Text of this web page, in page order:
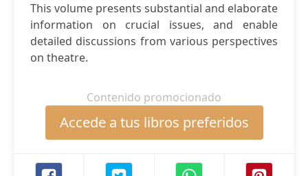
This volume presents substantial and elaborate
information on crucial issues, and enable
detailed discussions from various perspectives
on theatre.
Contenido promocionado
Accede a tus libros preferidos